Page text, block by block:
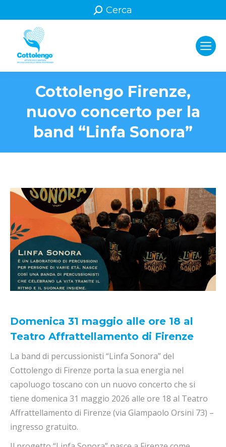
Search:
Cerca
Cottolengo Firenze,
nuovo concerto per la
band “Linfa Sonora”
Domenica 31 maggio alle ore 18 al
Teatro Affrattellamento di Firenze
La band di percussionisti “Linfa Sonora” del
Cottolengo di Firenze porta la sua energia nel
capoluogo toscano con un nuovo concerto che si
tiene domenica 31 maggio 2026 alle ore 18 al Teatro
Affrattellamento di Firenze (via Giampaolo Orsini 73) –
ingresso gratuito.